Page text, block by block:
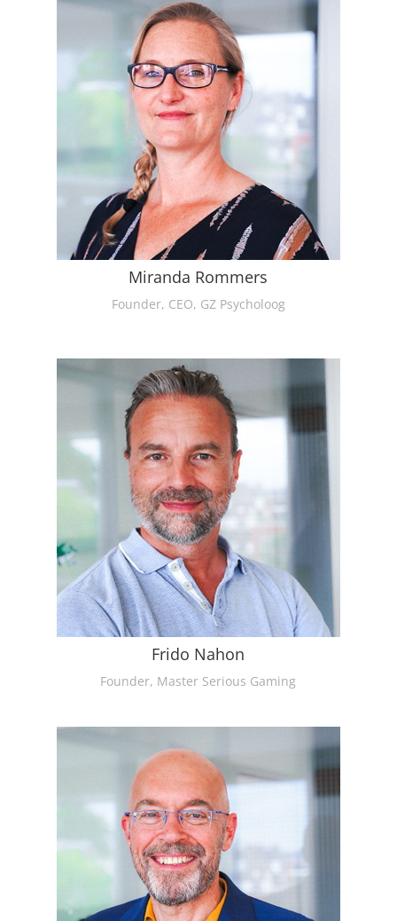
Miranda Rommers
Founder, CEO, GZ Psycholoog
Frido Nahon
Founder, Master Serious Gaming